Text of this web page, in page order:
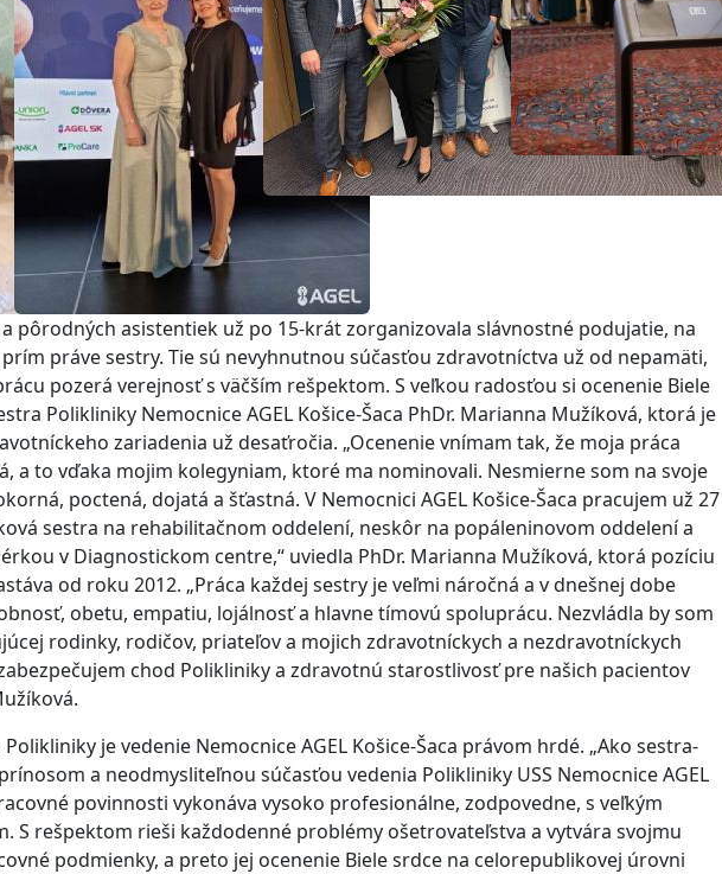
pôrodných asistentiek už po 15-krát zorganizovala slávnostné podujatie, na
práve sestry. Tie sú nevyhnutnou súčasťou zdravotníctva už od nepamäti,
pozerá verejnosť s väčším rešpektom. S veľkou radosťou si ocenenie Biele
Polikliniky Nemocnice AGEL Košice-Šaca PhDr. Marianna Mužíková, ktorá je
zariadenia už desaťročia. „Ocenenie vnímam tak, že moja práca
a to vďaka mojim kolegyniam, ktoré ma nominovali. Nesmierne som na svoje
poctená, dojatá a šťastná. V Nemocnici AGEL Košice-Šaca pracujem už 27
sestra na rehabilitačnom oddelení, neskôr na popáleninovom oddelení a
v Diagnostickom centre,“ uviedla PhDr. Marianna Mužíková, ktorá pozíciu
od roku 2012. „Práca každej sestry je veľmi náročná a v dnešnej dobe
obetu, empatiu, lojálnosť a hlavne tímovú spoluprácu. Nezvládla by som
rodinky, rodičov, priateľov a mojich zdravotníckych a nezdravotníckych
chod Polikliniky a zdravotnú starostlivosť pre našich pacientov
je vedenie Nemocnice AGEL Košice-Šaca právom hrdé. „Ako sestra-
a neodmysliteľnou súčasťou vedenia Polikliniky USS Nemocnice AGEL
povinnosti vykonáva vysoko profesionálne, zodpovedne, s veľkým
S rešpektom rieši každodenné problémy ošetrovateľstva a vytvára svojmu
podmienky, a preto jej ocenenie Biele srdce na celorepublikovej úrovni